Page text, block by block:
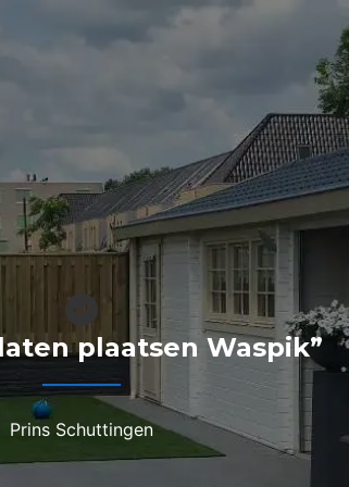
plaatsen Waspik”
Prins Schuttingen